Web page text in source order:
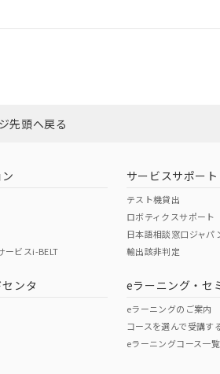
O
（アメリカ
この製品の規格認証/適合状況ペ
その他の認証はこちらのページからご検索く
先頭へ戻る
ービスi-BELT
ンタ
サービスサポート
テスト機貸出
ロボティクスサポート
日本語相談窓口ジャパ
輸出該非判定
eラーニング・セ
eラーニングのご案内
コースを選んで受講す
eラーニングコース一覧